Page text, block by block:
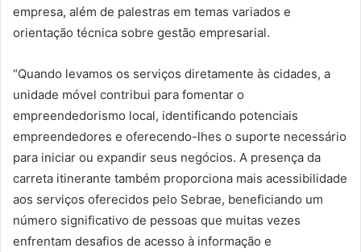
empresa, além de palestras em temas variados e
orientação técnica sobre gestão empresarial.
“Quando levamos os serviços diretamente às cidades, a
unidade móvel contribui para fomentar o
empreendedorismo local, identificando potenciais
empreendedores e oferecendo-lhes o suporte necessário
para iniciar ou expandir seus negócios. A presença da
carreta itinerante também proporciona mais acessibilidade
aos serviços oferecidos pelo Sebrae, beneficiando um
número significativo de pessoas que muitas vezes
enfrentam desafios de acesso à informação e